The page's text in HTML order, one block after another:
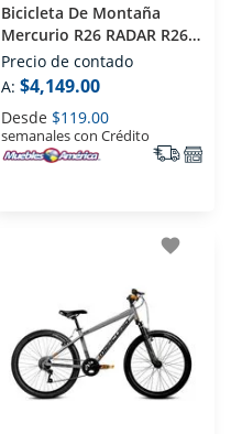
Bicicleta De Montaña
Mercurio R26 RADAR R26
Gris
Precio de contado
A: $4,149.00
Desde $119.00
semanales con Crédito
favorite